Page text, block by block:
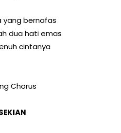
yang bernafas
dua hati emas
cintanya
Chorus